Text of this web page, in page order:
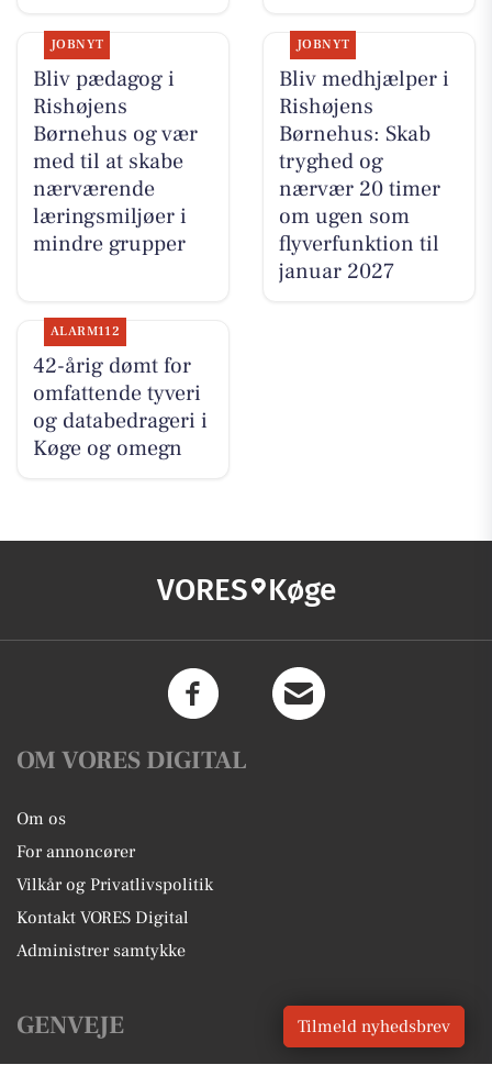
JOBNYT
Bliv pædagog i
Rishøjens
Børnehus og vær
med til at skabe
nærværende
læringsmiljøer i
mindre grupper
JOBNYT
Bliv medhjælper i
Rishøjens
Børnehus: Skab
tryghed og
nærvær 20 timer
om ugen som
flyverfunktion til
januar 2027
ALARM112
42-årig dømt for
omfattende tyveri
og databedrageri i
Køge og omegn
VORES Køge
OM VORES DIGITAL
Om os
For annoncører
Vilkår og Privatlivspolitik
Kontakt VORES Digital
Administrer samtykke
GENVEJE Tilmeld nyhedsbrev